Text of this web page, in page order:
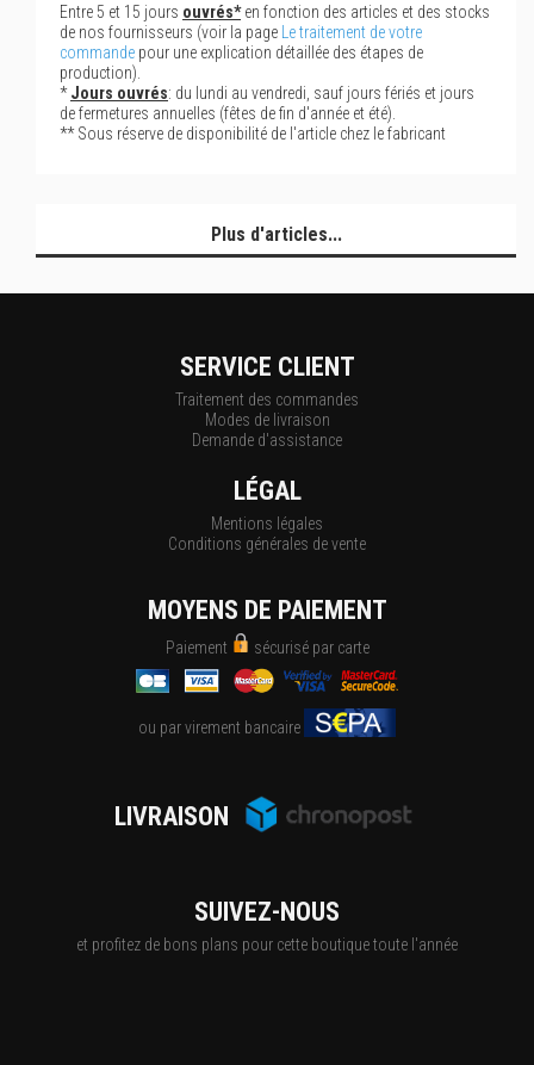
Entre 5 et 15 jours ouvrés*en fonction des articles et des stocks
de nos fournisseurs (voir la page
Le traitement de votre
commande pour une explication détaillée des étapes de
production).
*Jours ouvrés: du lundi au vendredi, sauf jours fériés et jours
de fermetures annuelles (fêtes de fin d'année et été).
** Sous réserve de disponibilité de l'article chez le fabricant
Plus d'articles...
SERVICE CLIENT
Traitement des commandes
Modes de livraison
Demande d'assistance
LÉGAL
Mentions légales
Conditions générales de vente
MOYENS DE PAIEMENT
Paiement sécurisé par carte
ou par virement bancaire
LIVRAISON
SUIVEZ-NOUS
et profitez de bons plans pour cette boutique toute l'année